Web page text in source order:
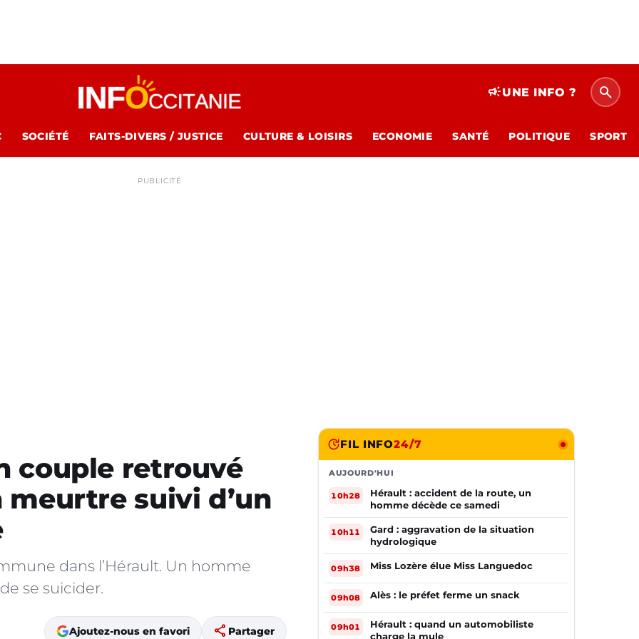
campaignUNE INFO ? search
SOCIÉTÉ FAITS-DIVERS / JUSTICE CULTURE & LOISIRS ECONOMIE SANTÉ POLITIQUE SPORT
PUBLICITÉ
couple retrouvé
meurtre suivi d’un
dans l’Hérault. Un homme
se suicider.
Ajoutez-nous en favori share Partager
FIL INFO24/7
AUJOURD'HUI
10h28
Hérault : accident de la route, un
homme décède ce samedi
10h11
Gard : aggravation de la situation
hydrologique
09h38 Miss Lozère élue Miss Languedoc
09h08 Alès : le préfet ferme un snack
09h01
Hérault : quand un automobiliste
charge la mule